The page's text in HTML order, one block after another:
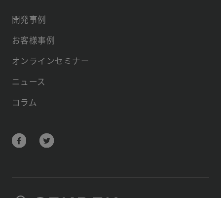
開発事例
お客様事例
オンラインセミナー
ニュース
コラム